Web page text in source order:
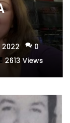
2022
2613 Views
0